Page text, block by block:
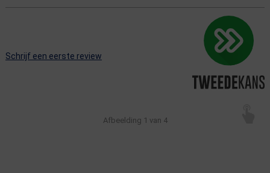
Schrijf een eerste review
Afbeelding 1 van 4